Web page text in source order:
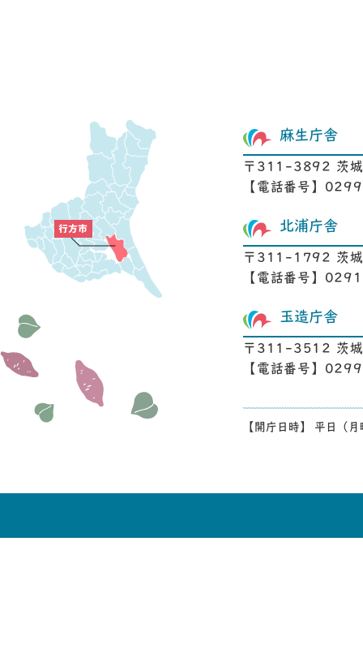
麻生庁舎
〒311-3892 茨
【電話番号】
北浦庁舎
〒311-1792 茨
【電話番号】
玉造庁舎
〒311-3512 茨城
【電話番号】
【開庁日時】 平日（